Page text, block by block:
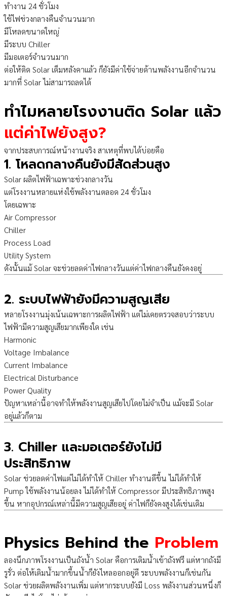
ทำงาน 24 ชั่วโมง
ใช้ไฟช่วงกลางคืนจำนวนมาก
มีโหลดขนาดใหญ่
มีระบบ Chiller
มีมอเตอร์จำนวนมาก
ต่อให้ติด Solar เต็มหลังคาแล้ว ก็ยังมีค่าใช้จ่ายด้านพลังงานอีกจำนวน
มากที่ Solar ไม่สามารถลดได้
ทำไมหลายโรงงานติด Solar แล้ว
แต่ค่าไฟยังสูง?
จากประสบการณ์หน้างานจริง สาเหตุที่พบได้บ่อยคือ
1. โหลดกลางคืนยังมีสัดส่วนสูง
Solar ผลิตไฟฟ้าเฉพาะช่วงกลางวัน
แต่โรงงานหลายแห่งใช้พลังงานตลอด 24 ชั่วโมง
โดยเฉพาะ
Air Compressor
Chiller
Process Load
Utility System
ดังนั้นแม้ Solar จะช่วยลดค่าไฟกลางวันแต่ค่าไฟกลางคืนยังคงอยู่
2. ระบบไฟฟ้ายังมีความสูญเสีย
หลายโรงงานมุ่งเน้นเฉพาะการผลิตไฟฟ้า แต่ไม่เคยตรวจสอบว่าระบบ
ไฟฟ้ามีความสูญเสียมากเพียงใด เช่น
Harmonic
Voltage Imbalance
Current Imbalance
Electrical Disturbance
Power Quality
ปัญหาเหล่านี้อาจทำให้พลังงานสูญเสียไปโดยไม่จำเป็น แม้จะมี Solar
อยู่แล้วก็ตาม
3. Chiller และมอเตอร์ยังไม่มี
ประสิทธิภาพ
Solar ช่วยลดค่าไฟแต่ไม่ได้ทำให้ Chiller ทำงานดีขึ้น ไม่ได้ทำให้
Pump ใช้พลังงานน้อยลง ไม่ได้ทำให้ Compressor มีประสิทธิภาพสูง
ขึ้น หากอุปกรณ์เหล่านี้มีความสูญเสียอยู่ ค่าไฟก็ยังคงสูงได้เช่นเดิม
Physics Behind the Problem
ลองนึกภาพโรงงานเป็นถังน้ำ Solar คือการเติมน้ำเข้าถังฟรี แต่หากถังมี
รูรั่ว ต่อให้เติมน้ำมากขึ้นน้ำก็ยังไหลออกอยู่ดี ระบบพลังงานก็เช่นกัน
Solar ช่วยผลิตพลังงานเพิ่ม แต่หากระบบยังมี Loss พลังงานส่วนหนึ่งก็